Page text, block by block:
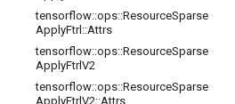
tensorflow::ops::ResourceSparse
ApplyFtrl ::Attrs
tensorflow::ops::ResourceSparse
ApplyFtrlV2
tensorflow::ops::ResourceSparse
ApplyFtrlV2::Attrs